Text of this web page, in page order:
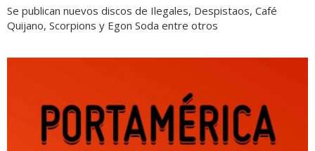
Se publican nuevos discos de Ilegales, Despistaos, Café
Quijano, Scorpions y Egon Soda entre otros